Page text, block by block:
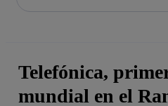
Telefónica,
mundial en el